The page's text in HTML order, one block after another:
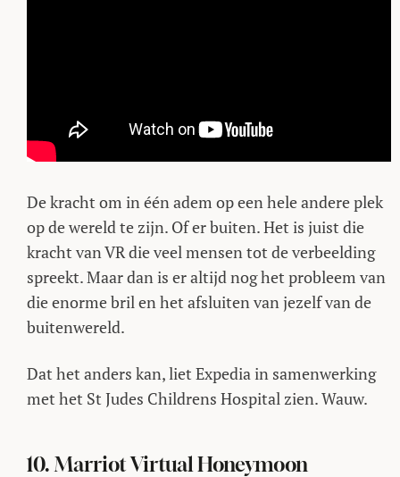
De kracht om in één adem op een hele andere plek
op de wereld te zijn. Of er buiten. Het is juist die
kracht van VR die veel mensen tot de verbeelding
spreekt. Maar dan is er altijd nog het probleem van
die enorme bril en het afsluiten van jezelf van de
buitenwereld.
Dat het anders kan, liet Expedia in samenwerking
met het St Judes Childrens Hospital zien. Wauw.
10. Marriot Virtual Honeymoon